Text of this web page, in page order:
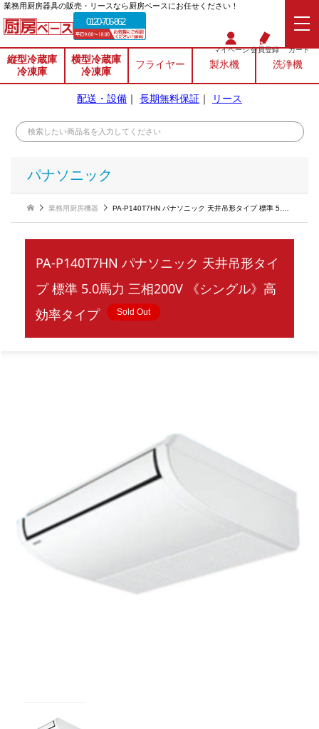
業務⽤厨房器具の販売・リースなら厨房ベースにお任せください！
0120-706-862
マイページ会員登録 カート
縦型冷蔵庫
冷凍庫
横型冷蔵庫
冷凍庫
フライヤー 製氷機 洗浄機
配送・設備 ｜ 長期無料保証 ｜ リース
パナソニック
業務用厨房機器 PA-P140T7HN パナソニック 天井吊形タイプ 標準 5.0馬力 三相200V 《シングル》高効率タイプ
PA-P140T7HN パナソニック 天井吊形タイ
プ 標準 5.0馬力 三相200V 《シングル》高
効率タイプ
Sold Out